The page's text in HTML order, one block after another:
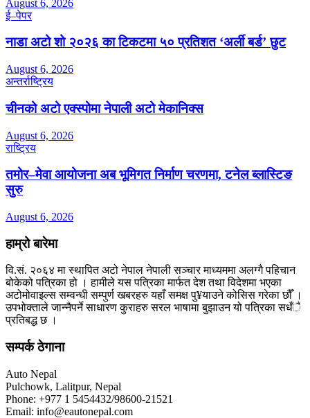
August 6, 2026
ई–पेपर
नाडा अटो शो २०२६ का टिकटमा ५० प्रतिशत ‘अर्ली बर्ड’ छुट
August 6, 2026
अन्तर्राष्ट्रिय
चीनको अटो एक्स्पोमा नेपाली अटो मेकानिक्स
August 6, 2026
राष्ट्रिय
तमोर–मेवा आयोजना अब भूमिगत निर्माण चरणमा, टनेल ब्लास्टिङ
सुरु
August 6, 2026
हाम्रो बारेमा
वि.सं. २०६४ मा स्थापित अटो नेपाल नेपाली सञ्चार माध्यममा अलग्गै पहिचान
बोकेको पत्रिका हो । हामीले यस पत्रिका मार्फत देश तथा विदेशमा भएका
अटोमोवाइल्स सम्वन्धी सम्पुर्ण खबरहरु यहाँ समक्ष पु¥याउने कोसिस गरेका छौँ ।
उपभोक्ताले जान्नैपर्ने साधारण कुराहरु सरल भाषामा बुझाउन यो पत्रिका सधँै
प्रतिबद्ध छ ।
सम्पर्क ठेगाना
Auto Nepal
Pulchowk, Lalitpur, Nepal
Phone: +977 1 5454432/98600-21521
Email: info@eautonepal.com